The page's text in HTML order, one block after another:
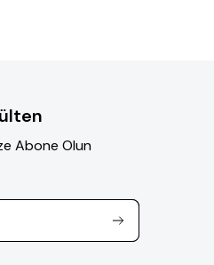
Abone Olun